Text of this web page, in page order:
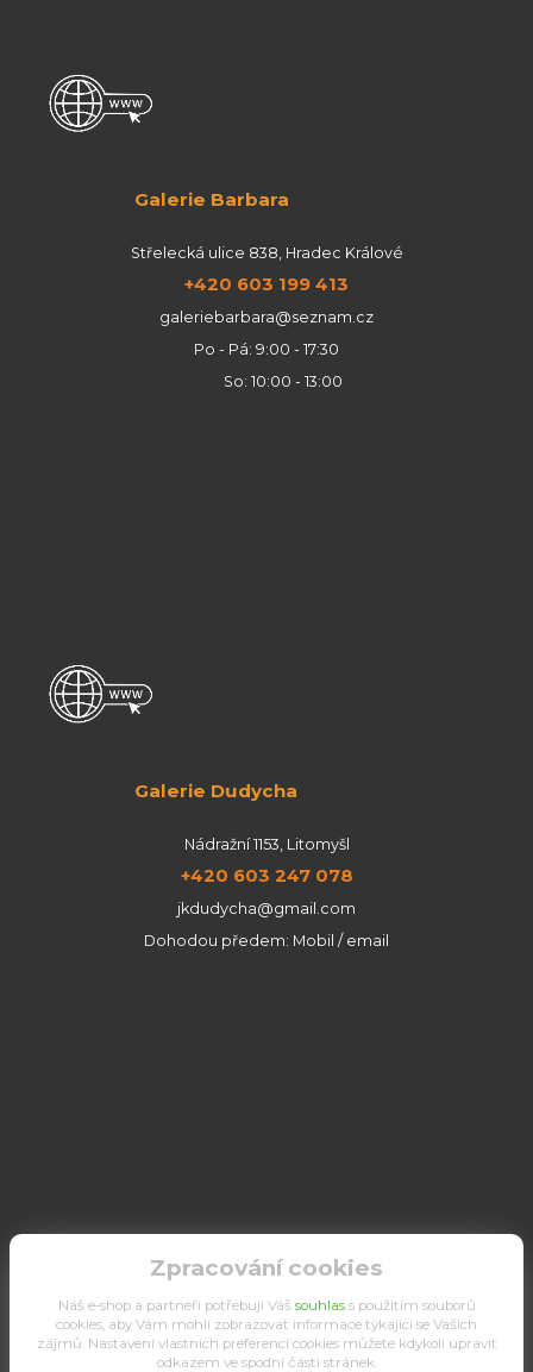
Galerie Barbara
Střelecká ulice 838, Hradec Králové
+420 603 199 413
galeriebarbara@seznam.cz
Po - Pá: 9:00 - 17:30
So: 10:00 - 13:00
Galerie Dudycha
Nádražní 1153, Litomyšl
+420 603 247 078
jkdudycha@gmail.com
Dohodou předem: Mobil / email
Zpracování cookies
Náš e-shop a partneři potřebují Váš souhlass použitím souborů
cookies, aby Vám mohli zobrazovat informace týkající se Vašich
zájmů. Nastavení vlastních preferencí cookies můžete kdykoli upravit
odkazem ve spodní části stránek.